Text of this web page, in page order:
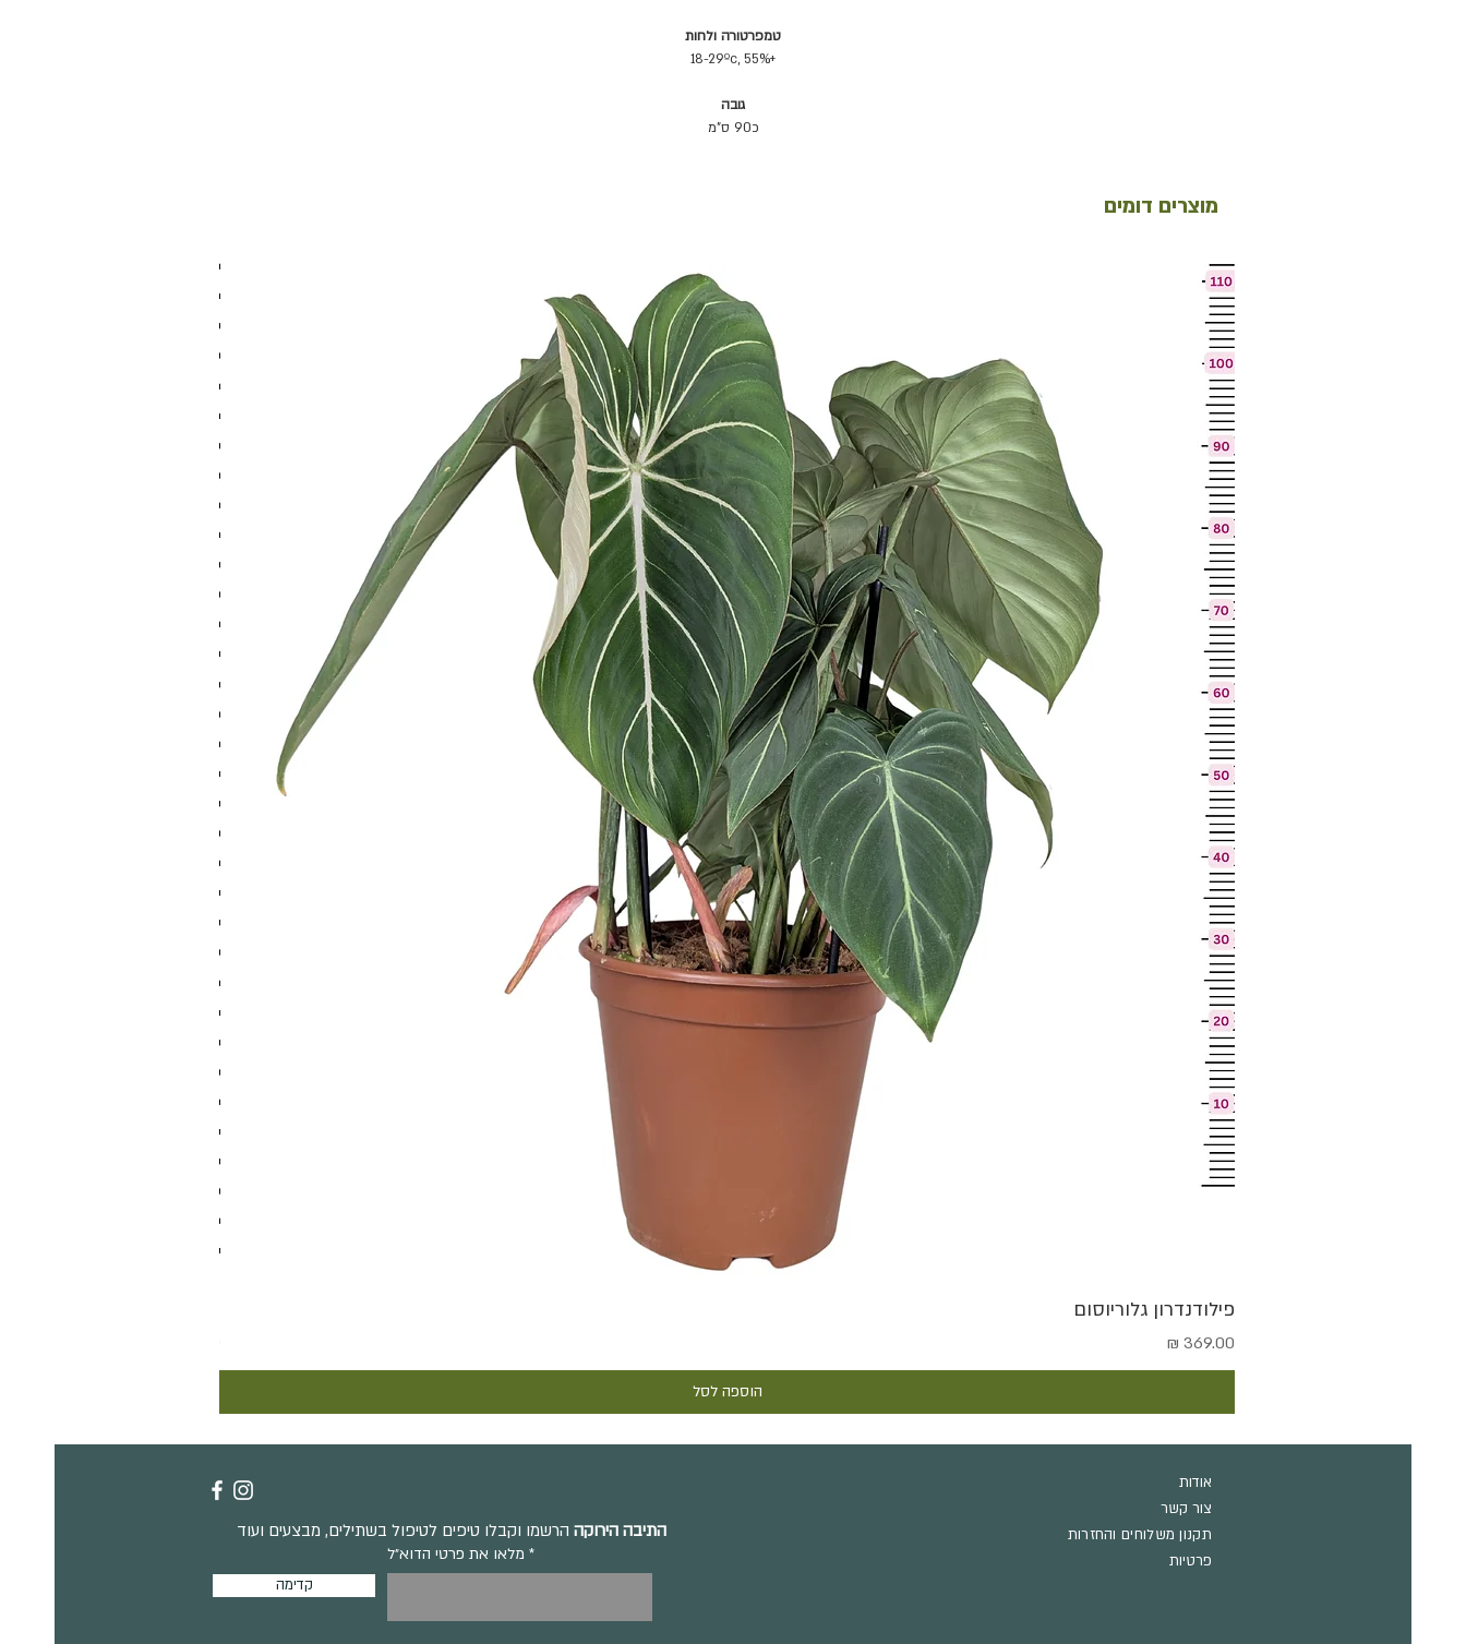
טמפרטורה ולחות
+18-29ºc, 55%
גובה
כ90 ס"מ
מוצרים דומים
פילודנדרון גלוריוסום
מחיר
הוספה לסל
קדימה
מלאו את פרטי הדוא״ל
התיבה הירוקה הרשמו וקבלו טיפים לטיפול בשתילים, מבצעים ועוד
אודות
צור קשר
תקנון משלוחים והחזרות
פרטיות